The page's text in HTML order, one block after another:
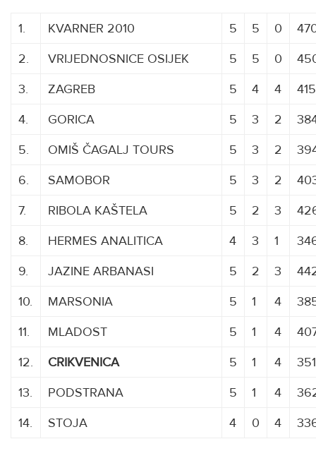
1. KVARNER 2010 5 5 0
2.
VRIJEDNOSNICE OSIJEK 5 5 0
3.
ZAGREB 5 4 4
4.
GORICA 5 3 2
5.
OMIŠ ČAGALJ TOURS 5 3 2
6.
SAMOBOR 5 3 2
7.
RIBOLA KAŠTELA 5 2 3
8.
HERMES ANALITICA 4 3 1
9.
JAZINE ARBANASI 5 2 3
10.
MARSONIA 5 1 4
11.
MLADOST 5 1 4
12.
CRIKVENICA 5 1 4
13.
PODSTRANA 5 1 4
14.
STOJA 4 0 4